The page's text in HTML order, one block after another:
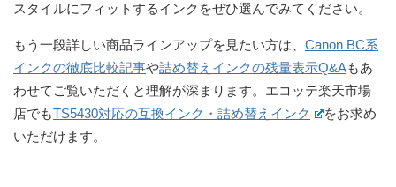
スタイルにフィットするインクをぜひ選んでみてください。
もう一段詳しい商品ラインアップを見たい方は、 Canon BC系
インクの徹底比較記事や詰め替えインクの残量表示Q&Aもあ
わせてご覧いただくと理解が深まります。エコッテ楽天市場
店でもTS5430対応の互換インク・詰め替えインク
をお求め
いただけます。